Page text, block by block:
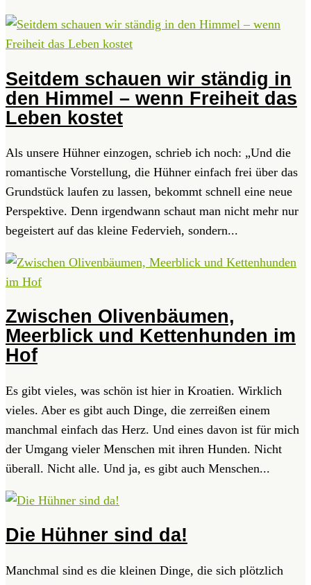
Seitdem schauen wir ständig in
den Himmel – wenn Freiheit das
Leben kostet
Als unsere Hühner einzogen, schrieb ich noch: „Und die
romantische Vorstellung, die Hühner einfach frei über das
Grundstück laufen zu lassen, bekommt schnell eine neue
Perspektive. Denn irgendwann schaut man nicht mehr nur
begeistert auf das kleine Federvieh, sondern...
Zwischen Olivenbäumen,
Meerblick und Kettenhunden im
Hof
Es gibt vieles, was schön ist hier in Kroatien. Wirklich
vieles. Aber es gibt auch Dinge, die zerreißen einem
manchmal einfach das Herz. Und eines davon ist für mich
der Umgang vieler Menschen mit ihren Hunden. Nicht
überall. Nicht alle. Und ja, es gibt auch Menschen...
Die Hühner sind da!
Manchmal sind es die kleinen Dinge, die sich plötzlich